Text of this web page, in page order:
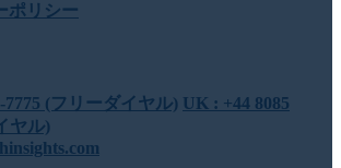
ポリシー
7775 (フリーダイヤル) UK : +44 8085
ヤル)